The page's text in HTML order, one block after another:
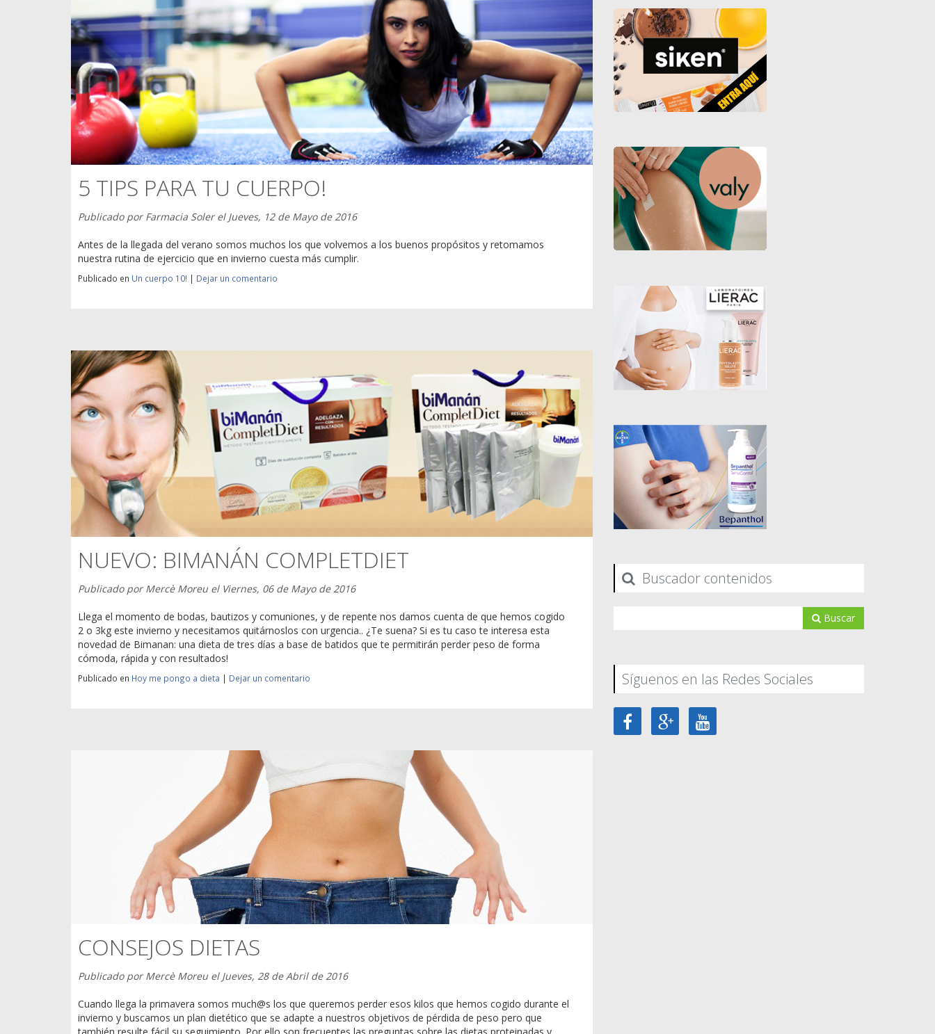
5 TIPS PARA TU CUERPO!
Publicado porFarmacia Solerel Jueves, 12 de Mayo de 2016
Antes de la llegada del verano somos muchos los que volvemos a los buenos propósitos y retomamos
nuestra rutina de ejercicio que en invierno cuesta más cumplir.
Publicado en Un cuerpo 10! | Dejar un comentario
NUEVO: BIMANÁN COMPLETDIET
Publicado porMercè Moreu el Viernes, 06 de Mayo de 2016
Llega el momento de bodas, bautizos y comuniones, y de repente nos damos cuenta de que hemos cogido
2 o 3kg este invierno y necesitamos quitárnoslos con urgencia.. ¿Te suena? Si es tu caso te interesa esta
novedad de Bimanan: una dieta de tres días a base de batidos que te permitirán perder peso de forma
cómoda, rápida y con resultados!
Publicado en Hoy me pongo a dieta | Dejar un comentario
CONSEJOS DIETAS
Publicado porMercè Moreu el Jueves, 28 de Abril de 2016
Cuando llega la primavera somos much@s los que queremos perder esos kilos que hemos cogido durante el
invierno y buscamos un plan dietético que se adapte a nuestros objetivos de pérdida de peso pero que
Buscador contenidos
Buscar
Síguenos en las Redes Sociales